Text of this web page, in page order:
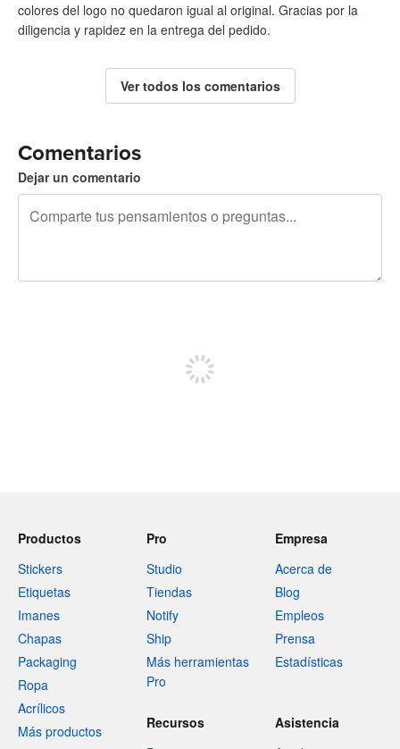
colores del logo no quedaron igual al original. Gracias por la
diligencia y rapidez en la entrega del pedido.
Ver todos los comentarios
Comentarios
Dejar un comentario
Productos
Stickers
Etiquetas
Imanes
Chapas
Packaging
Ropa
Acrílicos
Más productos
Pro
Studio
Tiendas
Notify
Ship
Más herramientas
Pro
Empresa
Acerca de
Blog
Empleos
Prensa
Estadísticas
Recursos
Asistencia